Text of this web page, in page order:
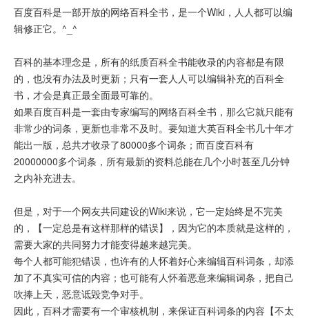
百度百科是一部开放的网络百科全书，是一个Wiki，人人都可以编
辑修正它。^_^
百科的基本理念是，所有的纸质百科全书能收录的内容都是有限
的，也没有办法及时更新；只有一套人人可以编辑补充的百科全
书，才会是真正最全面最可靠的。
如果百度百科是一套由专家编写的网络百科全书，那么它就只能有
非常少的词条，更新也非常不及时。要知道大英百科全书几十年才
能出一版，总共才收录了80000多个词条；而百度百科有
20000000多个词条，所有最新的资料总能在几个小时甚至几分钟
之内补充进去。
但是，对于一个网友共同建设的Wiki来说，它一定始终是不完美
的，【一定总是有这样那样的错误】，因为它的本质就是这样的，
需要大家的共同努力才能变得越来越完美。
每个人都可能犯错误，也许有的人怀着好心来编辑百科词条，却添
加了不真实可信的内容；也可能有人怀着恶意来编辑词条，把自己
吹捧上天，恶意诋毁竞争对手。
因此，百科才需要有一个审核机制，来保证百科词条的内容【不太